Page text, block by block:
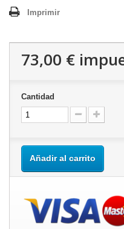
Imprimir
73,00 €
Cantidad
Añadir al carrito